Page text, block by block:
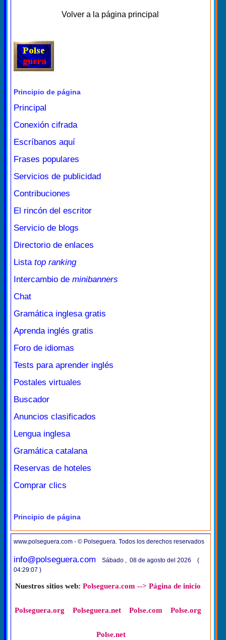
Volver a la página principal
Principio de página
Principal
Conexión cifrada
Escríbanos aquí
Frases populares
Servicios de publicidad
Contribuciones
El rincón del escritor
Servicio de blogs
Directorio de enlaces
Lista top ranking
Intercambio de minibanners
Chat
Gramática inglesa gratis
Aprenda inglés gratis
Foro de idiomas
Tests para aprender inglés
Postales virtuales
Buscador
Anuncios clasificados
Lengua inglesa
Gramática catalana
Reservas de hoteles
Comprar clics
Principio de página
www.polseguera.com - © Polseguera. Todos los derechos reservados
info@polseguera.com
Sábado , 08 de agosto del 2026 (
04:29:07 )
Nuestros sitios web: Polseguera.com --> Página de inicio
Polseguera.org Polseguera.net Polse.com Polse.org
Polse.net